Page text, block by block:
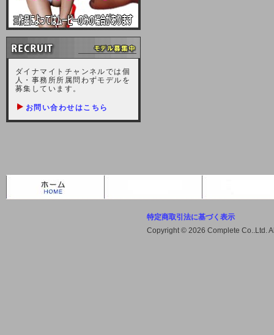
せ】
9月10日（土曜日）AM6：00から
AM8：00（予定）サーバーメンテ
ナンスを致します。ご迷惑をおかけ
しますが、宜しくお願い致します。
2021-10-22 (金)
2021/10/7に起きました地震によ
不安定な状況もあります。会員様に
は、ご不便をお掛けしますが宜しく
ダイナマイトチャンネルでは個
人・事務所所属問わずモデルを
募集しています。
お問い合わせはこちら
特定商取引法に基づく表示
Copyright © 2026 Complete Co..Ltd.